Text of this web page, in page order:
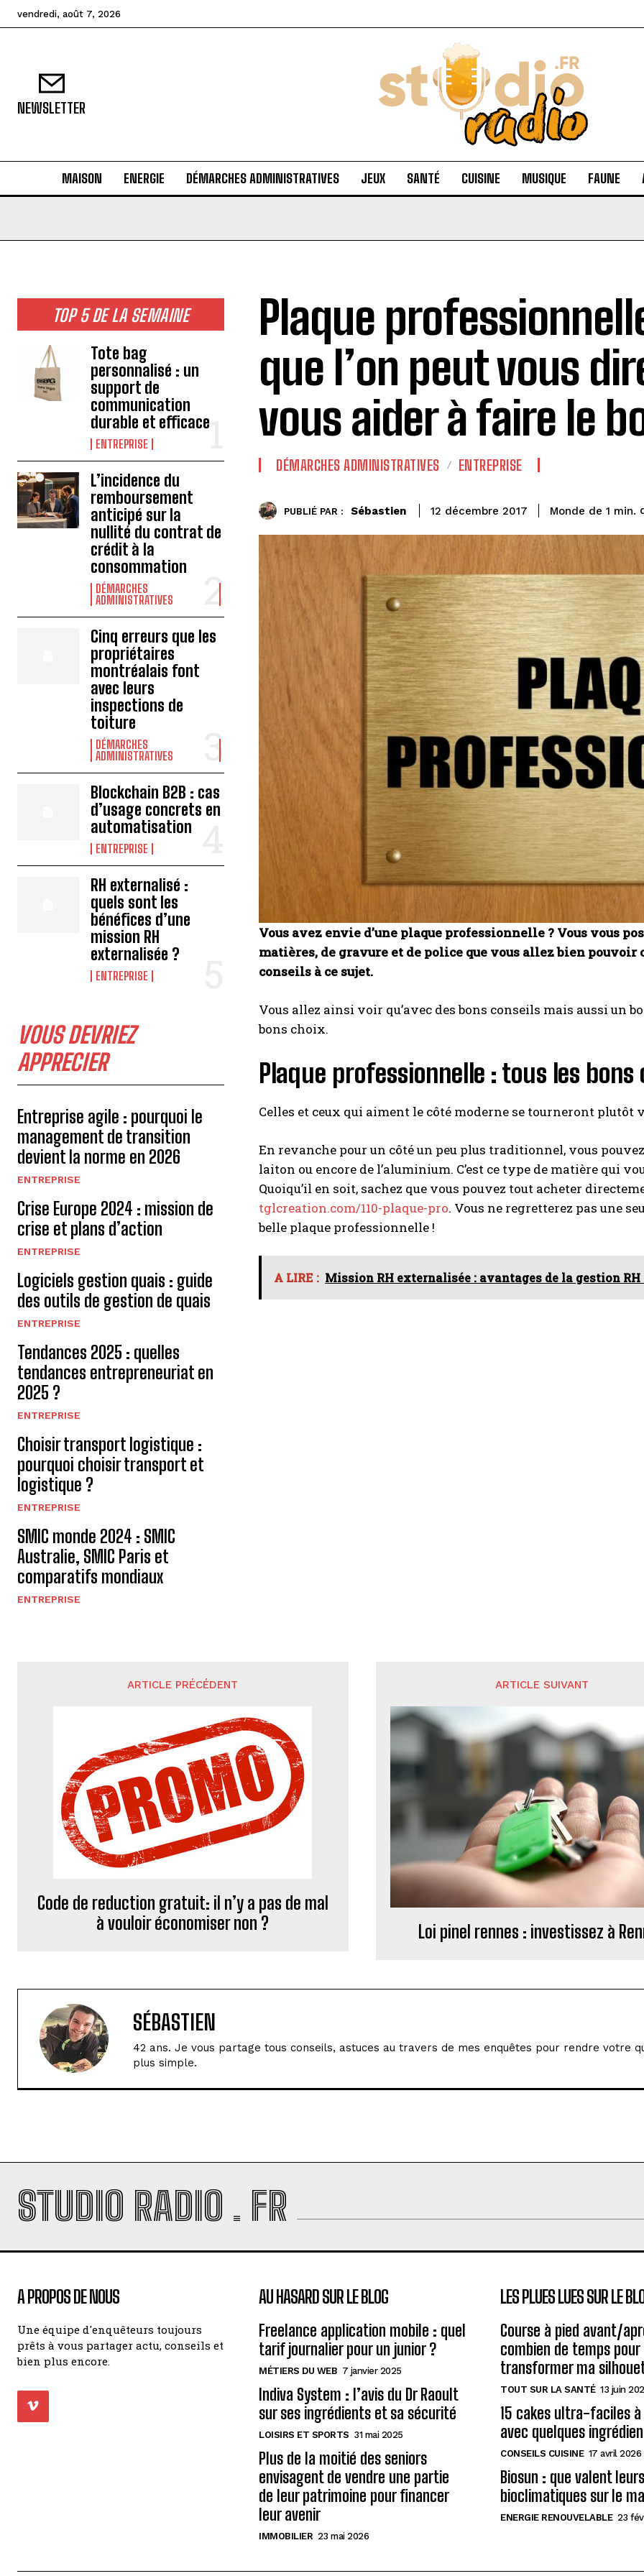
I've read and accept thePrivacy Policy.
économique européenne
vendredi, août 7, 2026
NEWSLETTER
MAISON ENERGIE DÉMARCHES ADMINISTRATIVES JEUX SANTÉ CUISINE MUSIQUE FAUNE
TOP 5 DE LA SEMAINE
Tote bag
personnalisé : un
support de
communication
durable et efficace
ENTREPRISE
L’incidence du
remboursement
anticipé sur la
nullité du contrat de
crédit à la
consommation
DÉMARCHES
ADMINISTRATIVES
Cinq erreurs que les
propriétaires
montréalais font
avec leurs
inspections de
toiture
DÉMARCHES
ADMINISTRATIVES
Blockchain B2B : cas
d’usage concrets en
automatisation
ENTREPRISE
RH externalisé :
quels sont les
bénéfices d’une
mission RH
externalisée ?
ENTREPRISE
VOUS DEVRIEZ
APPRECIER
Entreprise agile : pourquoi le
management de transition
devient la norme en 2026
ENTREPRISE
Crise Europe 2024 : mission de
crise et plans d’action
ENTREPRISE
Logiciels gestion quais : guide
des outils de gestion de quais
ENTREPRISE
Tendances 2025 : quelles
tendances entrepreneuriat en
2025 ?
ENTREPRISE
Choisir transport logistique :
pourquoi choisir transport et
logistique ?
ENTREPRISE
SMIC monde 2024 : SMIC
Australie, SMIC Paris et
comparatifs mondiaux
ENTREPRISE
Plaque
que l’on peut vous
vous aider à faire le
DÉMARCHES ADMINISTRATIVES ENTREPRISE
PUBLIÉ PAR : Sébastien 12 décembre 2017 Monde de 1 min.
Vous avez envie d’une plaque professionnelle ? Vous vous
matières, de gravure et de police que vous allez bien pouvoir
conseils à ce sujet.
Vous allez ainsi voir qu’avec des bons conseils mais aussi un
bons choix.
Plaque professionnelle : tous les bons
Celles et ceux qui aiment le côté moderne se tourneront
En revanche pour un côté un peu plus traditionnel, vous
laiton ou encore de l’aluminium. C’est ce type de matière qui
Quoiqu’il en soit, sachez que vous pouvez tout acheter
tglcreation.com/110-plaque-pro. Vous ne regretterez pas une
belle plaque professionnelle !
A LIRE : Mission RH externalisée : avantages de la gestion
ARTICLE PRÉCÉDENT
Code de reduction gratuit: il n’y a pas de mal
à vouloir économiser non ?
ARTICLE SUIVANT
Loi pinel rennes : investissez à
SÉBASTIEN
42 ans. Je vous partage tous conseils, astuces au travers de mes enquêtes pour rendre votre
plus simple.
STUDIO RADIO . FR
A PROPOS DE NOUS
Une équipe d'enquêteurs toujours
prêts à vous partager actu, conseils et
bien plus encore.
AU HASARD SUR LE BLOG
Freelance application mobile : quel
tarif journalier pour un junior ?
MÉTIERS DU WEB 7 janvier 2025
Indiva System : l’avis du Dr Raoult
sur ses ingrédients et sa sécurité
LOISIRS ET SPORTS 31 mai 2025
Plus de la moitié des seniors
envisagent de vendre une partie
de leur patrimoine pour financer
leur avenir
IMMOBILIER 23 mai 2026
LES PLUES LUES SUR LE
Course à pied avant/
combien de temps pour
transformer ma
TOUT SUR LA SANTÉ 13 juin
15 cakes ultra-faciles
avec quelques
CONSEILS CUISINE 17 avril 2026
Biosun : que valent
bioclimatiques sur le
ENERGIE RENOUVELABLE 23